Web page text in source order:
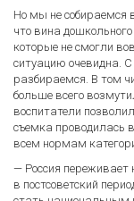
Но мы не собираемся
что вина
которые не смогли
ситуацию очевидна.
разбираемся. В том
больше всего
воспитатели
съемка проводилась
всем нормам
— Россия переживает
в постсоветский